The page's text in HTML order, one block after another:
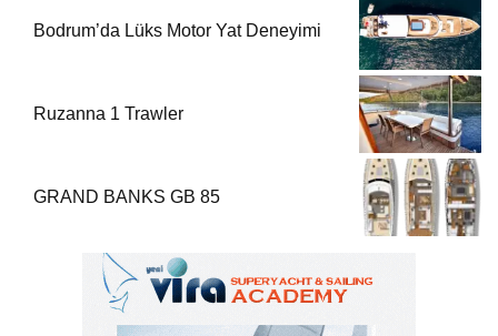
Bodrum’da Lüks Motor Yat Deneyimi
Ruzanna 1 Trawler
GRAND BANKS GB 85